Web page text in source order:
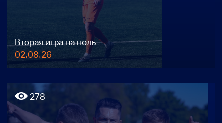
Вторая игра на ноль
02.08.26
278